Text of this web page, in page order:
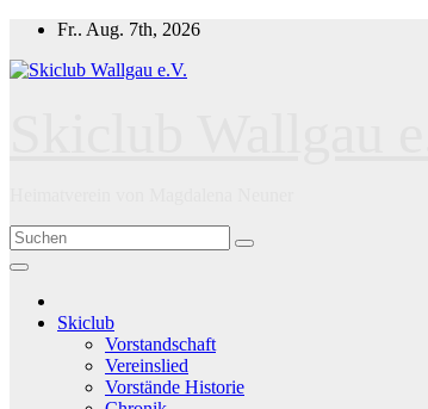
Zum
springen
Fr.. Aug. 7th, 2026
Skiclub
Vorstandschaft
Vereinslied
Vorstände Historie